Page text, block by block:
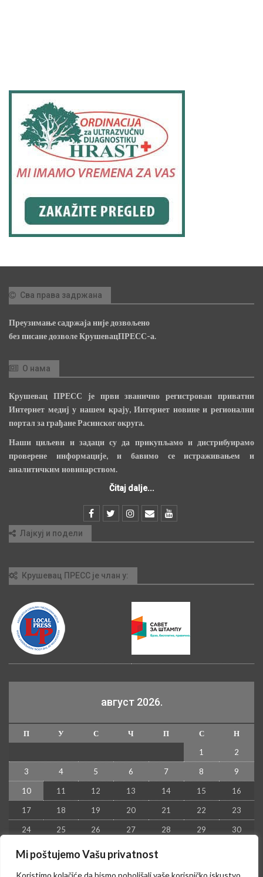
Mi poštujemo Vašu privatnost
Koristimo kolačiće da bismo poboljšali vaše korisničko iskustvo
Сва права задржана
Преузимање садржаја није дозвољено
без писане дозволе КрушевацПРЕСС-а.
О нама
Крушевац ПРЕСС је први званично регистрован приватни
Интернет медиј у нашем крају, Интернет новине и регионални
портал за грађане Расинског округа.
Наши циљеви и задаци су да прикупљамо и дистрибуирамо
проверене информације, и бавимо се истраживањем и
аналитичким новинарством.
Čitaj dalje...
Лајкуј и подели
Крушевац ПРЕСС је члан у:
август 2026.
П У С Ч П С
Н
1
2
3 4 5 6 7 8 9
10 11 12 13 14 15 16
17 18 19 20 21 22 23
24 25 26 27 28 29 30
31